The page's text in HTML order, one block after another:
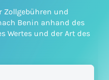
Zollgebühren und
Benin anhand des
Wertes und der Art des